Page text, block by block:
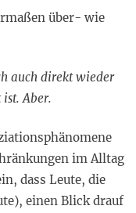
über- wie
auch direkt wieder
Aber.
im Alltag
dass Leute, die
einen Blick drauf